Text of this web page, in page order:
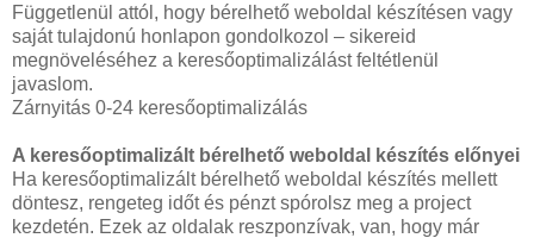
Függetlenül attól, hogy bérelhető weboldal készítésen vagy
saját tulajdonú honlapon gondolkozol – sikereid
megnöveléséhez a keresőoptimalizálást feltétlenül
javaslom.
Zárnyitás 0-24 keresőoptimalizálás
A keresőoptimalizált bérelhető weboldal készítés előnyei
Ha keresőoptimalizált bérelhető weboldal készítés mellett
döntesz, rengeteg időt és pénzt spórolsz meg a project
kezdetén. Ezek az oldalak reszponzívak, van, hogy már